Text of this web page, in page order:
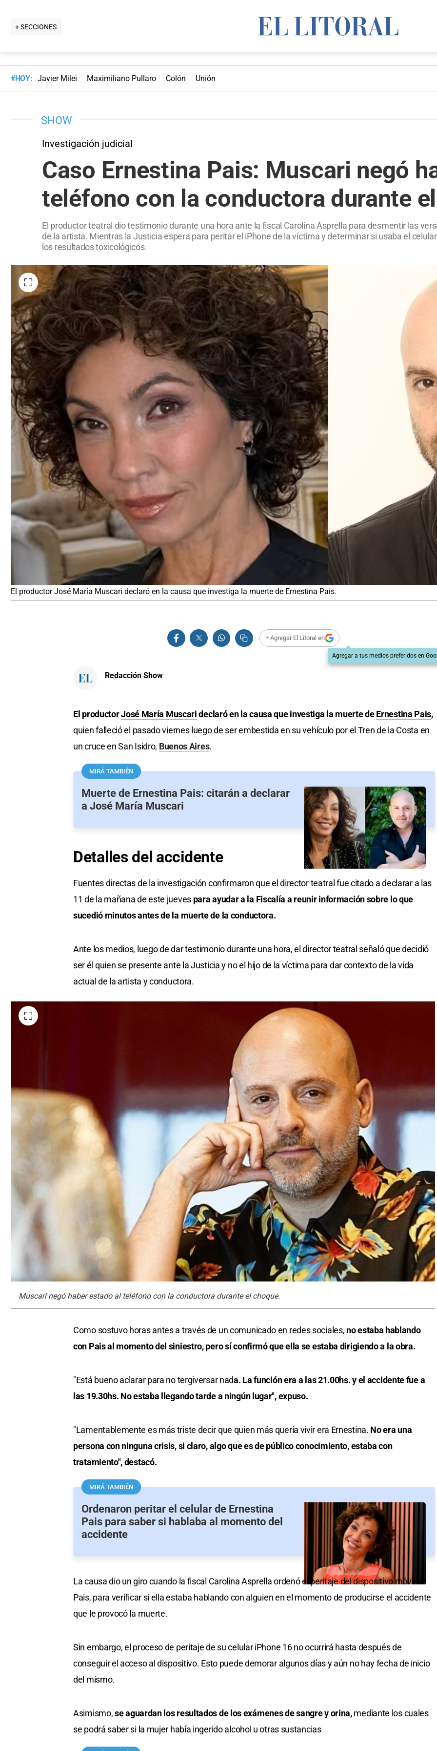
+ SECCIONES
#HOY: Javier Milei Maximiliano Pullaro Colón Unión
SHOW
Investigación judicial
Caso Ernestina Pais: Muscari negó
teléfono con la conductora durante
El productor teatral dio testimonio durante una hora ante la fiscal Carolina Asprella para desmentir las
de la artista. Mientras la Justicia espera para peritar el iPhone de la víctima y determinar si usaba el
los resultados toxicológicos.
El productor José María Muscari declaró en la causa que investiga la muerte de Ernestina Pais.
+ Agregar El Litoral en
Agregar a tus medios preferidos en
Redacción Show
El productorJosé María Muscarideclaró en la causa que investiga la muerte deErnestina Pais,
quien falleció el pasado viernes luego de ser embestida en su vehículo por el Tren de la Costa en
un cruce en San Isidro, Buenos Aires.
MIRÁ TAMBIÉN
Muerte de Ernestina Pais: citarán a declarar
a José María Muscari
Detalles del accidente
Fuentes directas de la investigación confirmaron que el director teatral fue citado a declarar a las
11 de la mañana de este jueves para ayudar a la Fiscalía a reunir información sobre lo que
sucedió minutos antes de la muerte de la conductora.
Ante los medios, luego de dar testimonio durante una hora, el director teatral señaló que decidió
ser él quien se presente ante la Justicia y no el hijo de la víctima para dar contexto de la vida
actual de la artista y conductora.
Muscari negó haber estado al teléfono con la conductora durante el choque.
Como sostuvo horas antes a través de un comunicado en redes sociales, no estaba hablando
con Pais al momento del siniestro, pero sí confirmó que ella se estaba dirigiendo a la obra.
"Está bueno aclarar para no tergiversar nada. La función era a las 21.00hs. y el accidente fue a
las 19.30hs. No estaba llegando tarde a ningún lugar", expuso.
"Lamentablemente es más triste decir que quien más quería vivir era Ernestina. No era una
persona con ninguna crisis, si claro, algo que es de público conocimiento, estaba con
tratamiento", destacó.
MIRÁ TAMBIÉN
Ordenaron peritar el celular de Ernestina
Pais para saber si hablaba al momento del
accidente
La causa dio un giro cuando la fiscal Carolina Asprella ordenó el peritaje del dispositivo móvil de
Pais, para verificar si ella estaba hablando con alguien en el momento de producirse el accidente
que le provocó la muerte.
Sin embargo, el proceso de peritaje de su celular iPhone 16 no ocurrirá hasta después de
conseguir el acceso al dispositivo. Esto puede demorar algunos días y aún no hay fecha de inicio
del mismo.
Asimismo,se aguardan los resultados de los exámenes de sangre y orina,mediante los cuales
se podrá saber si la mujer había ingerido alcohol u otras sustancias